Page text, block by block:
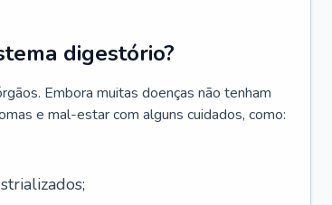
digestório?
Embora muitas doenças não tenham
e mal-estar com alguns cuidados, como: